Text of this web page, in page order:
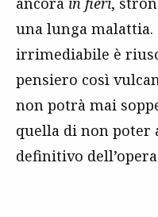
una lunga malattia.
irrimediabile è
pensiero così
non potrà mai
quella di non poter
definitivo